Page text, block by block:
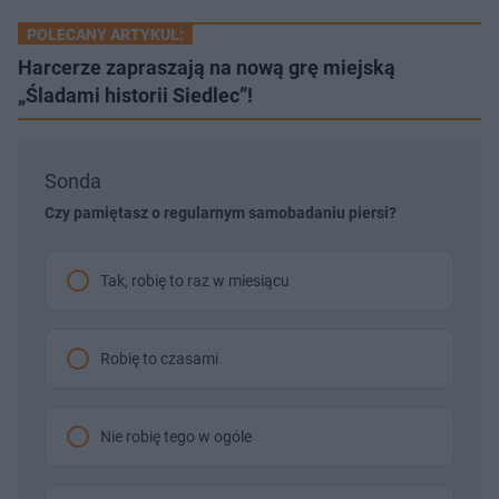
POLECANY ARTYKUŁ:
Harcerze zapraszają na nową grę miejską
„Śladami historii Siedlec”!
Sonda
Czy pamiętasz o regularnym samobadaniu piersi?
Tak, robię to raz w miesiącu
Robię to czasami
Nie robię tego w ogóle